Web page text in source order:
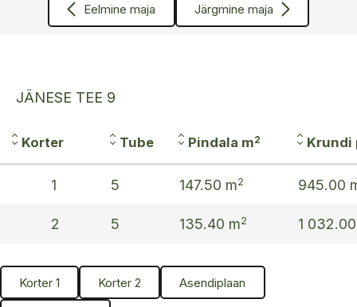
Eelmine maja Järgmine maja
JÄNESE TEE 9
Korter Tube Pindala m2 Krundi
1 5 147.50 m2 945.00
2 5 135.40 m2 1
Korter 1 Korter 2 Asendiplaan